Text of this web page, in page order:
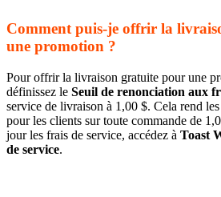
Comment puis-je offrir la
une promotion ?
Pour offrir la livraison gratuite pour une
définissez le Seuil de renonciation aux
service de livraison à 1,00 $. Cela rend
pour les clients sur toute commande de
jour les frais de service, accédez à Toast
de service.